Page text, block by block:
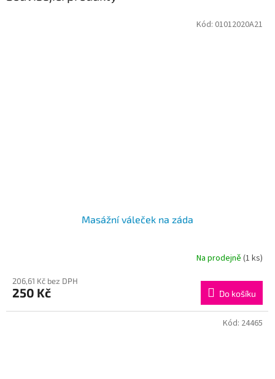
Masážní váleček na záda
produktu
je
Na prodejně(1 ks)
206,61 Kč bez DPH
250 Kč Do košíku
Kód: 01012020A21
Kód: 24465